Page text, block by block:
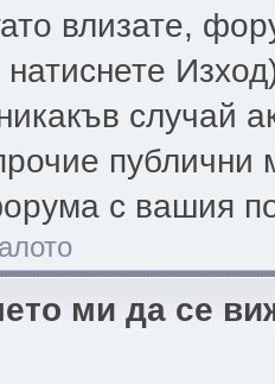
влизате,
случай
публични
с вашия
ми да се